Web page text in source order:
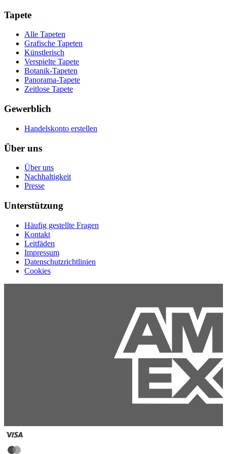
Tapete
Alle Tapeten
Grafische Tapeten
Künstlerisch
Verspielte Tapete
Botanik-Tapeten
Panorama-Tapete
Zeitlose Tapete
Gewerblich
Handelskonto erstellen
Über uns
Über uns
Nachhaltigkeit
Presse
Unterstützung
Häufig gestellte Fragen
Kontakt
Leitfäden
Impressum
Datenschutzrichtlinien
Cookies